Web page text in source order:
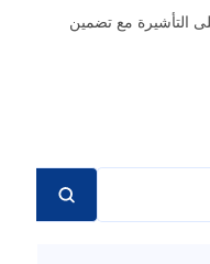
التأشيرة مع تضمين